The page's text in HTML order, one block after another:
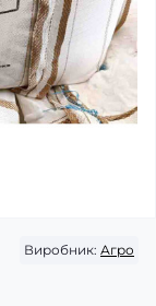
Виробник: Агро